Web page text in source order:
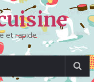
et rapide